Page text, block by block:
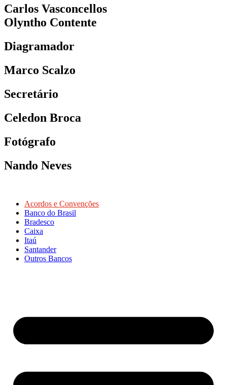
Carlos Vasconcellos
Olyntho Contente
Diagramador
Marco Scalzo
Secretário
Celedon Broca
Fotógrafo
Nando Neves
Acordos e Convenções
Banco do Brasil
Bradesco
Caixa
Itaú
Santander
Outros Bancos